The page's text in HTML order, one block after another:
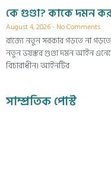
কে গুণ্ডা? কাকে দমন
August 4, 2026 No Comments
রাজ্যে নতুন সরকার গড়তে না
নতুন ভয়ঙ্কর গুণ্ডা দমন আইন
বিচারাধীন। আইনটির
সাম্প্রতিক পোস্ট